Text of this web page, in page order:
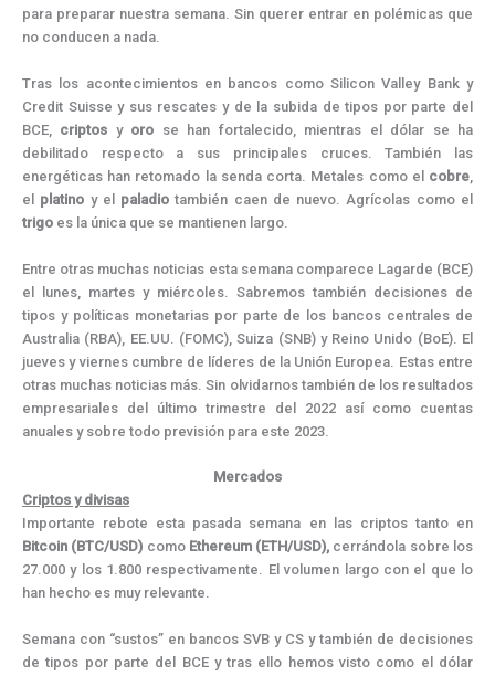
para preparar nuestra semana. Sin querer entrar en polémicas que
no conducen a nada.
Tras los acontecimientos en bancos como Silicon Valley Bank y
Credit Suisse y sus rescates y de la subida de tipos por parte del
BCE, criptos y oro se han fortalecido, mientras el dólar se ha
debilitado respecto a sus principales cruces. También las
energéticas han retomado la senda corta. Metales como el cobre
el platino y el paladio también caen de nuevo. Agrícolas como el
trigo es la única que se mantienen largo.
Entre otras muchas noticias esta semana comparece Lagarde (BCE)
el lunes, martes y miércoles. Sabremos también decisiones de
tipos y políticas monetarias por parte de los bancos centrales de
Australia (RBA), EE.UU. (FOMC), Suiza (SNB) y Reino Unido (BoE). El
jueves y viernes cumbre de líderes de la Unión Europea. Estas entre
otras muchas noticias más. Sin olvidarnos también de los resultados
empresariales del último trimestre del 2022 así como cuentas
anuales y sobre todo previsión para este 2023.
Mercados
Criptos y divisas
Importante rebote esta pasada semana en las criptos tanto en
Bitcoin (BTC/USD) como Ethereum (ETH/USD), cerrándola sobre los
27.000 y los 1.800 respectivamente. El volumen largo con el que lo
han hecho es muy relevante.
Semana con “sustos” en bancos SVB y CS y también de decisiones
de tipos por parte del BCE y tras ello hemos visto como el dólar